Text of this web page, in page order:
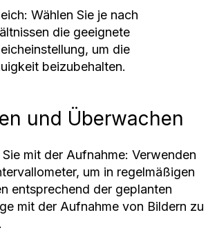
Wählen Sie je nach
die geeignete
um die
beizubehalten.
und Überwachen
Sie mit der Aufnahme: Verwenden
um in regelmäßigen
entsprechend der geplanten
mit der Aufnahme von Bildern zu